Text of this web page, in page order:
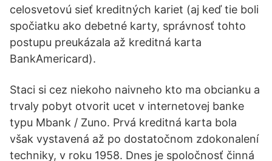
celosvetovú sieť kreditných kariet (aj keď tie boli
spočiatku ako debetné karty, správnosť tohto
postupu preukázala až kreditná karta
BankAmericard).
Staci si cez niekoho naivneho kto ma obcianku a
trvaly pobyt otvorit ucet v internetovej banke
typu Mbank / Zuno. Prvá kreditná karta bola
však vystavená až po dostatočnom zdokonalení
techniky, v roku 1958. Dnes je spoločnosť činná